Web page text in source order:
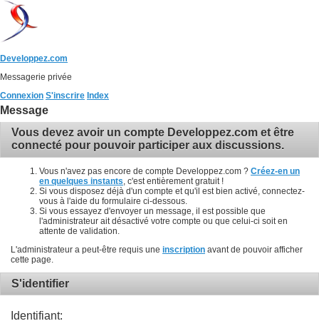
Developpez.com
Messagerie privée
Connexion S'inscrire Index
Message
Vous devez avoir un compte Developpez.com et être
connecté pour pouvoir participer aux discussions.
Vous n'avez pas encore de compte Developpez.com ? Créez-en un
en quelques instants , c'est entièrement gratuit !
Si vous disposez déjà d'un compte et qu'il est bien activé, connectez-
vous à l'aide du formulaire ci-dessous.
Si vous essayez d'envoyer un message, il est possible que
l'administrateur ait désactivé votre compte ou que celui-ci soit en
attente de validation.
L'administrateur a peut-être requis une inscription avant de pouvoir afficher
cette page.
S'identifier
Identifiant: